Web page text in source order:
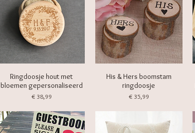
Ringdoosje hout met
bloemen gepersonaliseerd
Prijs
€ 38,99
His & Hers boomstam
ringdoosje
Prijs
€ 35,99